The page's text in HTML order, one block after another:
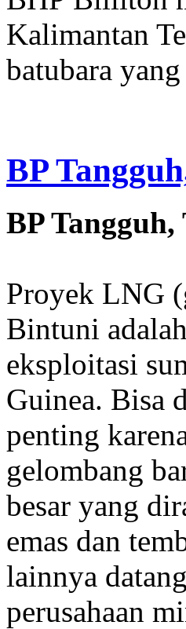
Kalimantan
batubara yang
BP
BP
Proyek LNG
Bintuni
eksploitasi
Guinea. Bisa
penting
gelombang
besar yang
emas dan
lainnya
perusahaan